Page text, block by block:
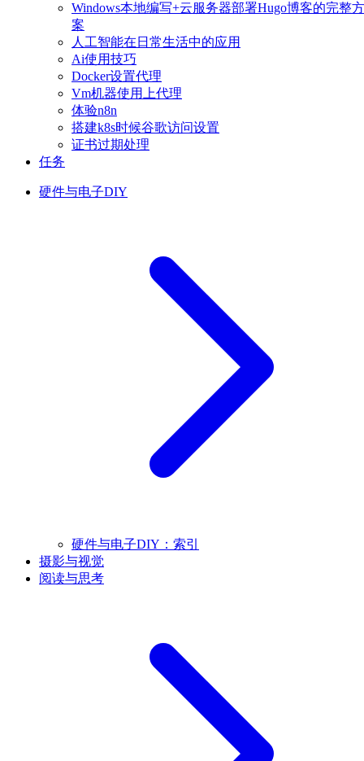
Windows本地编写+云服务器部署Hugo博客的完整方
案
人工智能在日常生活中的应用
Ai使用技巧
Docker设置代理
Vm机器使用上代理
体验n8n
搭建k8s时候谷歌访问设置
证书过期处理
任务
硬件与电子DIY
硬件与电子DIY：索引
摄影与视觉
阅读与思考